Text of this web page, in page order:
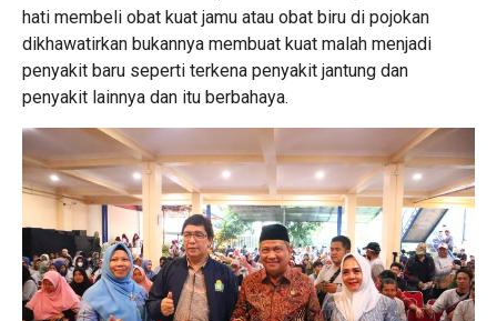
hati membeli obat kuat jamu atau obat biru di pojokan
dikhawatirkan bukannya membuat kuat malah menjadi
penyakit baru seperti terkena penyakit jantung dan
penyakit lainnya dan itu berbahaya.